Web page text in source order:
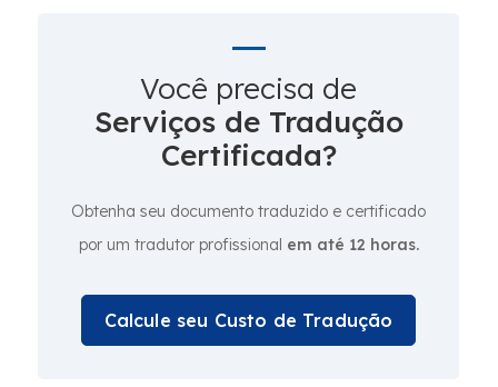
Você precisa de
Serviços de Tradução
Certificada?
Obtenha seu documento traduzido e certificado
por um tradutor profissional em até 12 horas.
Calcule seu Custo de Tradução